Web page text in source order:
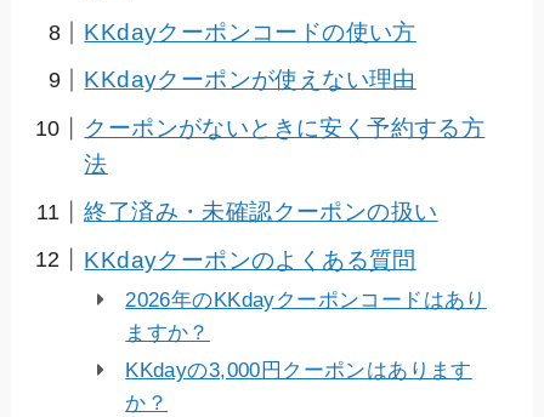
KKdayクーポンコードの使い方
KKdayクーポンが使えない理由
クーポンがないときに安く予約する方
法
終了済み・未確認クーポンの扱い
KKdayクーポンのよくある質問
2026年のKKdayクーポンコードはあり
ますか？
KKdayの3,000円クーポンはあります
か？